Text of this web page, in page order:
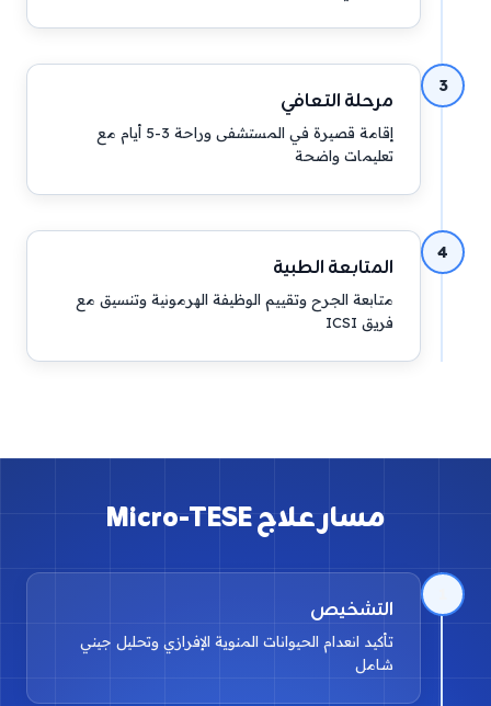
3
مرحلة التعافي
إقامة قصيرة في المستشفى وراحة 3-5 أيام مع
تعليمات واضحة
4
المتابعة الطبية
متابعة الجرح وتقييم الوظيفة الهرمونية وتنسيق مع
فريق ICSI
مسار علاج Micro-TESE
التشخيص
تأكيد انعدام الحيوانات المنوية الإفرازي وتحليل جيني
شامل